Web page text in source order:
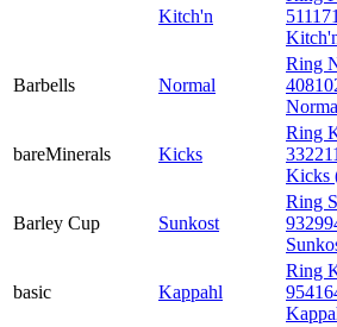
Kitch'n
Barbells Normal
Ring
bareMinerals Kicks
Ring
Kicks
Barley Cup Sunkost
Ring
basic Kappahl
Ring